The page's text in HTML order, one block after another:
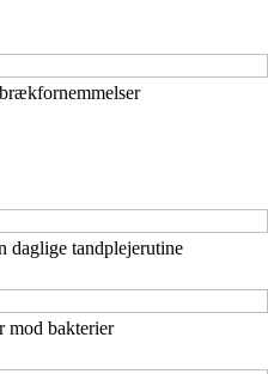
daglige tandplejerutine
mod bakterier